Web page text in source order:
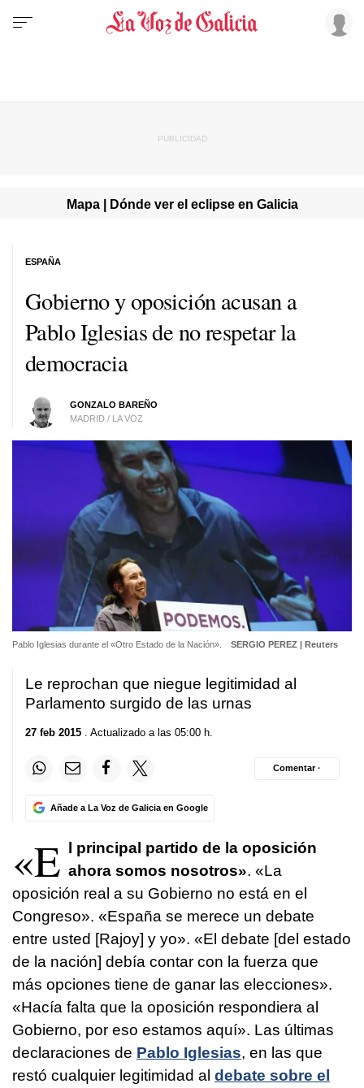
Mapa | Dónde ver el eclipse en Galicia
Gobierno y oposición acusan a
Pablo Iglesias de no respetar la
democracia
GONZALO BAREÑO
MADRID / LA VOZ
ESPAÑA
Pablo Iglesias durante el «Otro Estado de la Nación». SERGIO PEREZ | Reuters
Le reprochan que niegue legitimidad al
Parlamento surgido de las urnas
27 feb 2015 . Actualizado a las 05:00 h.
Añade a La Voz de Galicia en Google
Comentar ·
«E l principal partido de la oposición
ahora somos nosotros». «La
oposición real a su Gobierno no está en el
Congreso». «España se merece un debate
entre usted [Rajoy] y yo». «El debate [del estado
de la nación] debía contar con la fuerza que
más opciones tiene de ganar las elecciones».
«Hacía falta que la oposición respondiera al
Gobierno, por eso estamos aquí». Las últimas
declaraciones de Pablo Iglesias, en las que
restó cualquier legitimidad al debate sobre el